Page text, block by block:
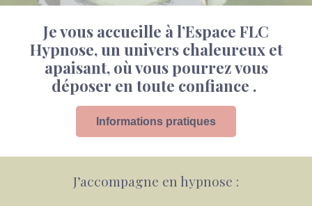
Jevous accueille àl’Espace FLC
Hypnose, un univers chaleureux et
apaisant, où vous pourrez vous
déposer en toute confiance .
Informations pratiques
J’accompagne en hypnose :